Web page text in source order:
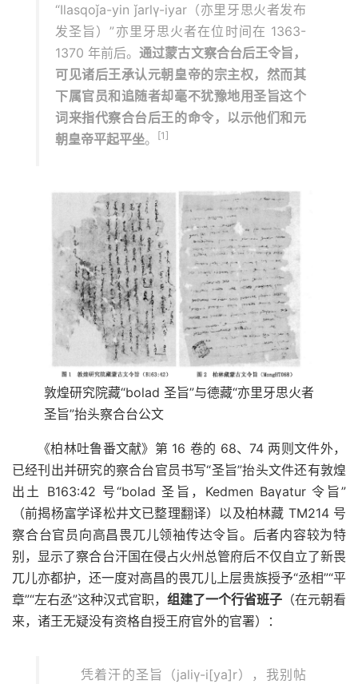
“Ilasqoǰa-yin ǰarlγ-iyar（亦里牙思火者发布
发圣旨）”亦里牙思火者在位时间在 1363-
1370 年前后。通过蒙古文察合台后王令旨，
可见诸后王承认元朝皇帝的宗主权，然而其
下属官员和追随者却毫不犹豫地用圣旨这个
词来指代察合台后王的命令，以示他们和元
朝皇帝平起平坐。 [1]
敦煌研究院藏“bolad 圣旨”与德藏“亦里牙思火者
圣旨”抬头察合台公文
《柏林吐鲁番文献》第 16 卷的 68、74 两则文件外，
已经刊出并研究的察合台官员书写“圣旨”抬头文件还有敦煌
出土 B163:42 号“bolad 圣旨，Kedmen Baγatur 令旨”
（前揭杨富学译松井文已整理翻译）以及柏林藏 TM214 号
察合台官员向高昌畏兀儿领袖传达令旨。后者内容较为特
别，显示了察合台汗国在侵占火州总管府后不仅自立了新畏
兀儿亦都护，还一度对高昌的畏兀儿上层贵族授予“丞相”“平
章”“左右丞”这种汉式官职， 组建了一个行省班子 （在元朝看
来，诸王无疑没有资格自授王府官外的官署）：
凭着汗的圣旨（jaliγ-i[ya]r），我别帖